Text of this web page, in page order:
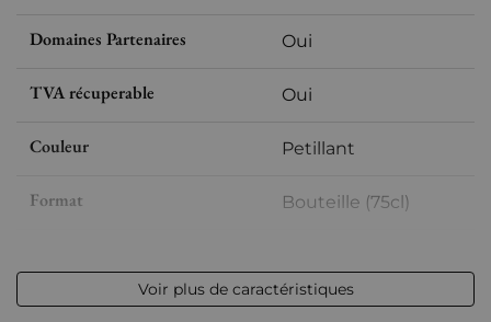
Domaines Partenaires Oui
TVA récuperable Oui
Couleur Petillant
Format Bouteille (75cl)
Volume 12,50 % vol - 75 cl
Voir plus de caractéristiques